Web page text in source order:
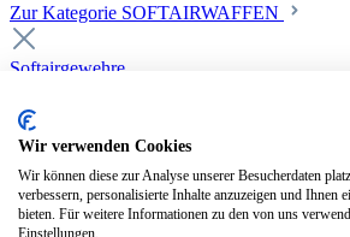
Zur Kategorie SOFTAIRWAFFEN
Softairgewehre
Deluxe Custom Guns ab 18
Softair elektrisch ab 18
Softair elektrisch ab 14
Softair gasbetrieben ab 18
Softair HPA Luftdruck ab 18
Historische Softairwaffen
Wir verwenden Cookies
Wir können diese zur Analyse unserer Besucherdaten
verbessern, personalisierte Inhalte anzuzeigen und Ihnen
bieten. Für weitere Informationen zu den von uns
Einstellungen.